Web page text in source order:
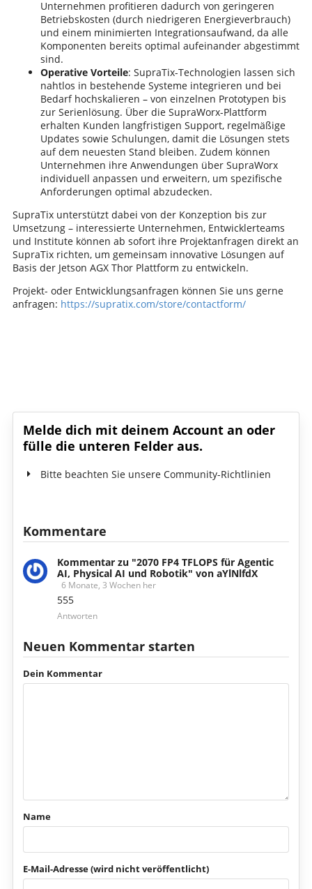
Unternehmen profitieren dadurch von geringeren
Betriebskosten (durch niedrigeren Energieverbrauch)
und einem minimierten Integrationsaufwand, da alle
Komponenten bereits optimal aufeinander abgestimmt
sind.
Operative Vorteile: SupraTix-Technologien lassen sich
nahtlos in bestehende Systeme integrieren und bei
Bedarf hochskalieren – von einzelnen Prototypen bis
zur Serienlösung. Über die SupraWorx-Plattform
erhalten Kunden langfristigen Support, regelmäßige
Updates sowie Schulungen, damit die Lösungen stets
auf dem neuesten Stand bleiben. Zudem können
Unternehmen ihre Anwendungen über SupraWorx
individuell anpassen und erweitern, um spezifische
Anforderungen optimal abzudecken.
SupraTix unterstützt dabei von der Konzeption bis zur
Umsetzung – interessierte Unternehmen, Entwicklerteams
und Institute können ab sofort ihre Projektanfragen direkt an
SupraTix richten, um gemeinsam innovative Lösungen auf
Basis der Jetson AGX Thor Plattform zu entwickeln.
Projekt- oder Entwicklungsanfragen können Sie uns gerne
anfragen: https://supratix.com/store/contactform/
Melde dich mit deinem Account an oder
fülle die unteren Felder aus.
Bitte beachten Sie unsere Community-Richtlinien
Kommentare
Kommentar zu "2070 FP4 TFLOPS für Agentic
AI, Physical AI und Robotik" von aYlNlfdX
6 Monate, 3 Wochen her
555
Antworten
Neuen Kommentar starten
Dein Kommentar
Name
E-Mail-Adresse (wird nicht veröffentlicht)